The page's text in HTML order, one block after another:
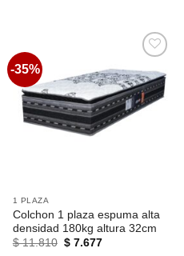
-35% Favoritos
1 PLAZA
Colchon 1 plaza espuma alta
densidad 180kg altura 32cm
$11.810 El
$7.677El